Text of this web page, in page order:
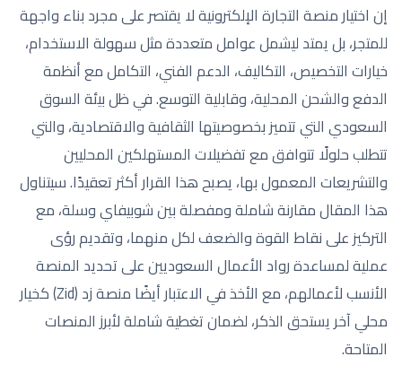
إن اختيار منصة التجارة الإلكترونية لا يقتصر على مجرد بناء واجهة
للمتجر، بل يمتد ليشمل عوامل متعددة مثل سهولة الاستخدام،
خيارات التخصيص، التكاليف، الدعم الفني، التكامل مع أنظمة
الدفع والشحن المحلية، وقابلية التوسع. في ظل بيئة السوق
السعودي التي تتميز بخصوصيتها الثقافية والاقتصادية، والتي
تتطلب حلولًا تتوافق مع تفضيلات المستهلكين المحليين
والتشريعات المعمول بها، يصبح هذا القرار أكثر تعقيدًا. سيتناول
هذا المقال مقارنة شاملة ومفصلة بين شوبيفاي وسلة، مع
التركيز على نقاط القوة والضعف لكل منهما، وتقديم رؤى
عملية لمساعدة رواد الأعمال السعوديين على تحديد المنصة
الأنسب لأعمالهم، مع الأخذ في الاعتبار أيضًا منصة زد (Zid) كخيار
محلي آخر يستحق الذكر، لضمان تغطية شاملة لأبرز المنصات
المتاحة.